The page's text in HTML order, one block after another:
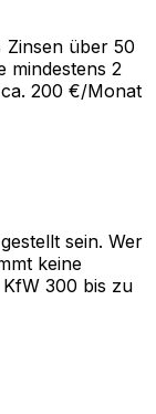
Zinsen über 50
mindestens 2
200 €/Monat
sein. Wer
keine
300 bis zu